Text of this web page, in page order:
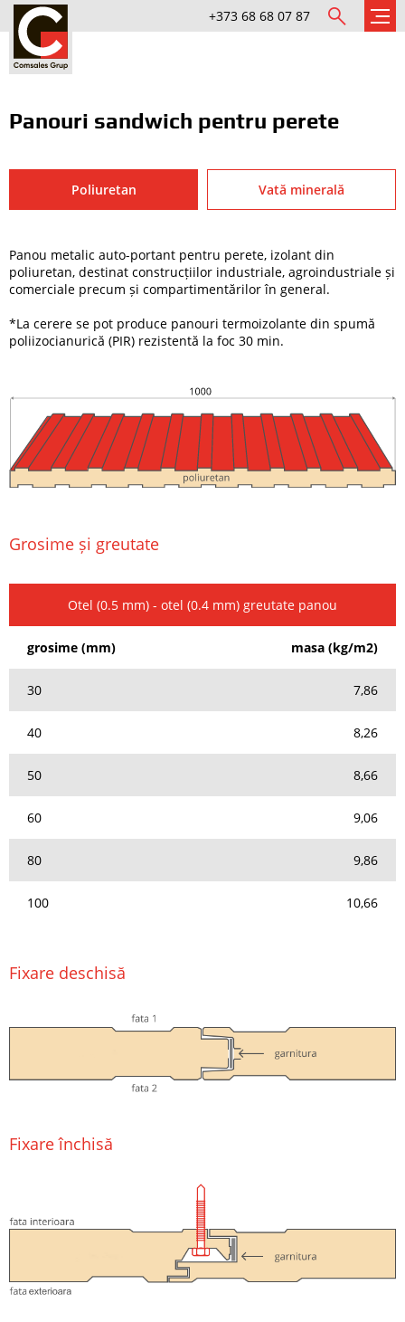
+373 68 68 07 87
Panouri sandwich pentru perete
Poliuretan Vată minerală
Panou metalic auto-portant pentru perete, izolant din
poliuretan, destinat construcțiilor industriale, agroindustriale și
comerciale precum și compartimentărilor în general.
*La cerere se pot produce panouri termoizolante din spumă
poliizocianurică (PIR) rezistentă la foc 30 min.
Grosime și greutate
Otel (0.5 mm) - otel (0.4 mm) greutate panou
grosime (mm) masa (kg/m2)
30 7,86
40 8,26
50 8,66
60 9,06
80 9,86
100 10,66
Fixare deschisă
Fixare închisă